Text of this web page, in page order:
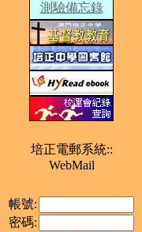
測驗備忘錄
培正電郵系統::
WebMail
帳號:
密碼: